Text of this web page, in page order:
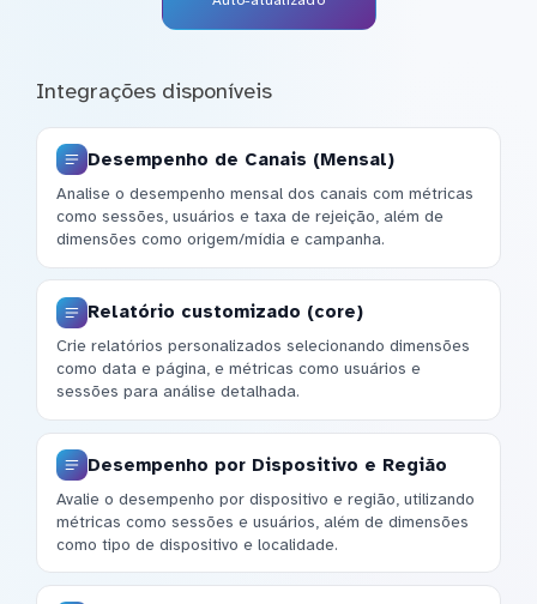
Integrações disponíveis
Desempenho de Canais (Mensal)
Analise o desempenho mensal dos canais com métricas
como sessões, usuários e taxa de rejeição, além de
dimensões como origem/mídia e campanha.
Relatório customizado (core)
Crie relatórios personalizados selecionando dimensões
como data e página, e métricas como usuários e
sessões para análise detalhada.
Desempenho por Dispositivo e Região
Avalie o desempenho por dispositivo e região, utilizando
métricas como sessões e usuários, além de dimensões
como tipo de dispositivo e localidade.